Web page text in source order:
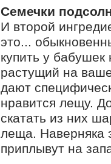
Семечки
И второй
это...
купить у
растущий на
дают
нравится лещу.
скатать из них
леща. Наверняка
приплывут на